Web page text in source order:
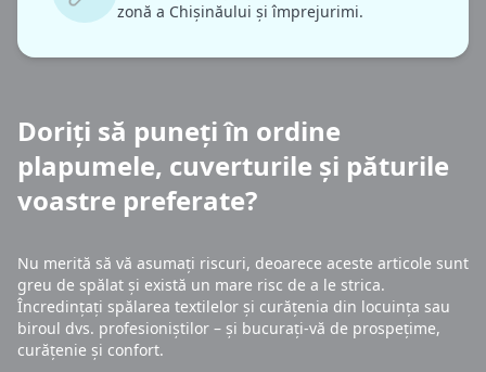
zonă a Chișinăului și împrejurimi.
Doriți să puneți în ordine
plapumele, cuverturile și păturile
voastre preferate?
Nu merită să vă asumați riscuri, deoarece aceste articole sunt
greu de spălat și există un mare risc de a le strica.
Încredințați spălarea textilelor și curățenia din locuința sau
biroul dvs. profesioniștilor – și bucurați-vă de prospețime,
curățenie și confort.